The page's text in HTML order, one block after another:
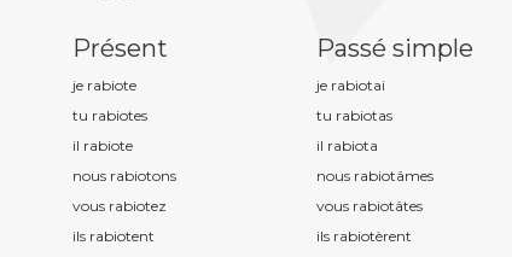
Présent
je rabiote
tu rabiotes
il rabiote
nous rabiotons
vous rabiotez
ils rabiotent
Passé simple
je rabiotai
tu rabiotas
il rabiota
nous rabiotâmes
vous rabiotâtes
ils rabiotèrent